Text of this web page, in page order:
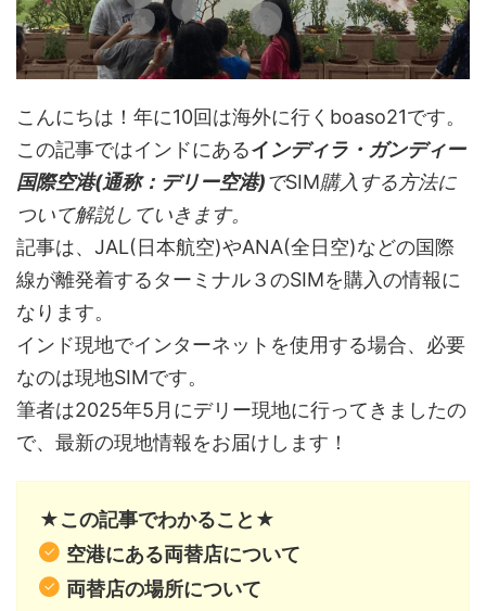
こんにちは！年に10回は海外に行くboaso21です。
この記事ではインドにあるインディラ・ガンディー
国際空港(通称：デリー空港)でSIM購入する方法に
ついて解説していきます。
記事は、JAL(日本航空)やANA(全日空)などの国際
線が離発着するターミナル３のSIMを購入の情報に
なります。
インド現地でインターネットを使用する場合、必要
なのは現地SIMです。
筆者は2025年5月にデリー現地に行ってきましたの
で、最新の現地情報をお届けします！
★この記事でわかること★
空港にある両替店について
両替店の場所について